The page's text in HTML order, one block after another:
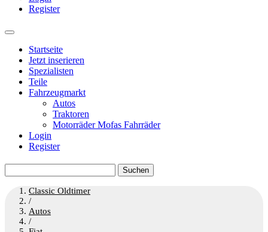
Register
Startseite
Jetzt inserieren
Spezialisten
Teile
Fahrzeugmarkt
Autos
Traktoren
Motorräder Mofas Fahrräder
Login
Register
nach:
Classic Oldtimer
/
Autos
/